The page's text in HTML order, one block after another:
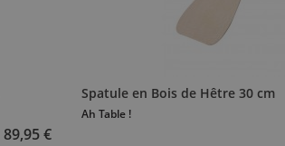
89,95 €
Spatule en Bois de Hêtre 30 cm
Ah Table !